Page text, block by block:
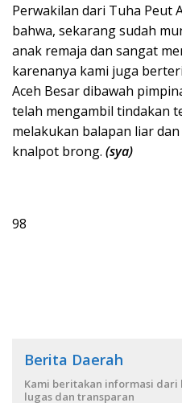
Perwakilan dari Tuha Peut
bahwa, sekarang sudah
anak remaja dan sangat
karenanya kami juga
Aceh Besar dibawah
telah mengambil tindakan
melakukan balapan liar
knalpot brong. (sya)
98
Berita Daerah
Kami beritakan informasi
lugas dan transparan